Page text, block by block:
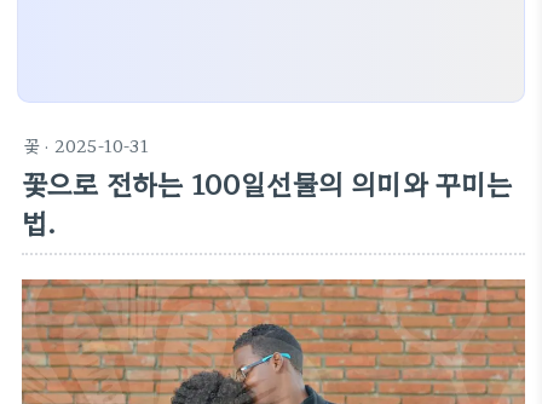
꽃 · 2025-10-31
꽃으로 전하는 100일선물의 의미와 꾸미는
법.